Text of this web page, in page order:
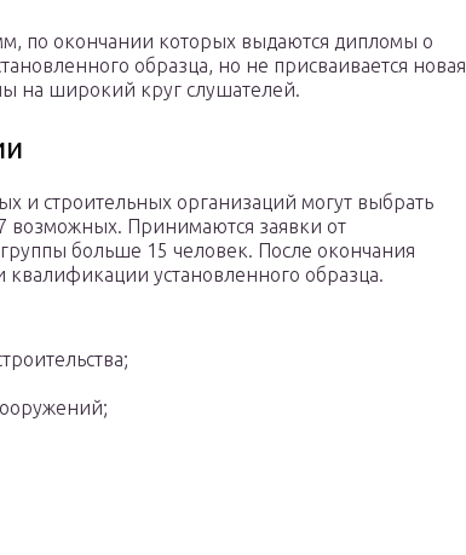
по окончании которых выдаются дипломы о
образца, но не присваивается новая
на широкий круг слушателей.
и строительных организаций могут выбрать
возможных. Принимаются заявки от
больше 15 человек. После окончания
установленного образца.